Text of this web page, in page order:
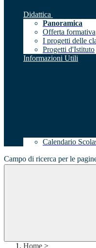
Didattica
Panoramica
Offerta formativa
I progetti delle
Progetti d'Istituto
Informazioni Utili
Calendario
Campo di ricerca per le
Home >